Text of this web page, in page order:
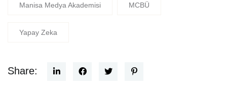
Manisa Medya Akademisi MCBÜ
Yapay Zeka
Share: